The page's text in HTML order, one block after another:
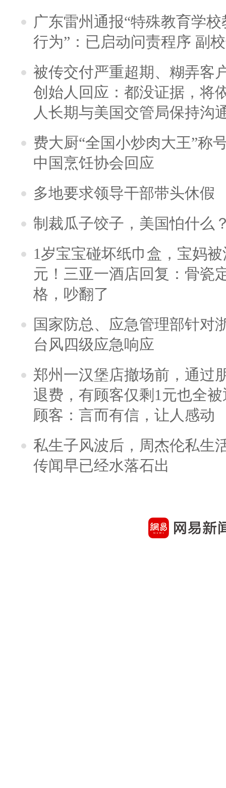
广东雷州通报“特殊教育学
行为”：已启动问责程序 副
被传交付严重超期、糊弄客
创始人回应：都没证据，将
人长期与美国交管局保持沟
费大厨“全国小炒肉大王”称
中国烹饪协会回应
多地要求领导干部带头休假
制裁瓜子饺子，美国怕什么
1岁宝宝碰坏纸巾盒，宝妈
元！三亚一酒店回复：骨瓷
格，吵翻了
国家防总、应急管理部针对
台风四级应急响应
郑州一汉堡店撤场前，通过
退费，有顾客仅剩1元也全
顾客：言而有信，让人感动
私生子风波后，周杰伦私生
传闻早已经水落石出